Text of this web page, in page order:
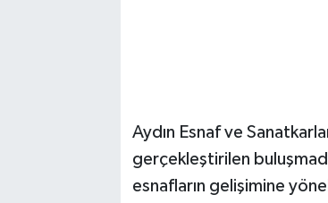
Aydın Esnaf ve
gerçekleştirilen
esnafların gelişimine